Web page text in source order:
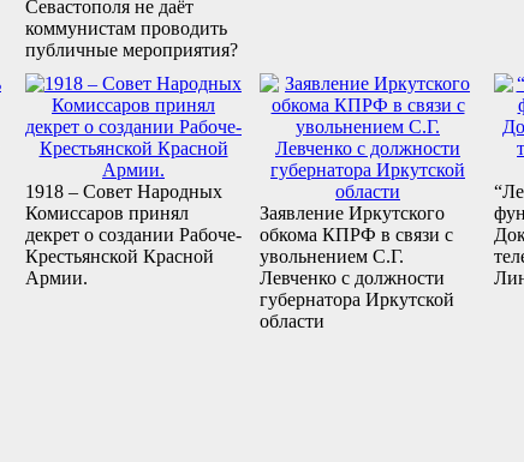
Севастополя не даёт
коммунистам проводить
публичные мероприятия?
1918 – Совет Народных
Комиссаров принял
декрет о создании Рабоче-
Крестьянской Красной
Армии.
Заявление Иркутского
обкома КПРФ в связи с
увольнением С.Г.
Левченко с должности
губернатора Иркутской
области